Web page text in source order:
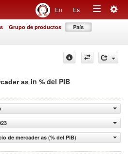
En Es
Toggle
Grupo de productos País
as in % del PIB
de mercader as (% del PIB)